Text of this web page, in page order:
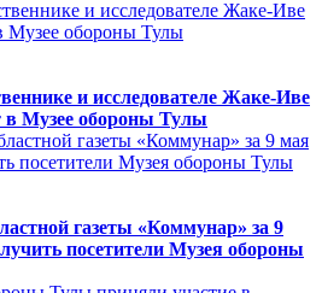
и исследователе Жаке-Иве
в Музее обороны Тулы
газеты «Коммунар» за 9
посетители Музея обороны